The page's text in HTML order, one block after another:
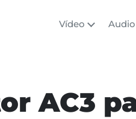
Vídeo Audio
AC3